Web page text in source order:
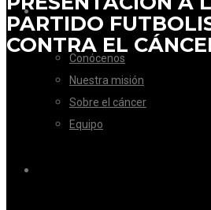
LA FUNDACIÓN
Conócenos
Nuestra misión
Sobre el cáncer
Equipo
PARTIDO
CONTRA EL